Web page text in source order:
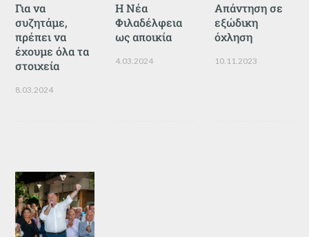
Για να
συζητάμε,
πρέπει να
έχουμε όλα τα
στοιχεία
8.03.2024
Η Νέα
Φιλαδέλφεια
ως αποικία
4.03.2024
Απάντηση σε
εξώδικη
όχληση
10.11.2023